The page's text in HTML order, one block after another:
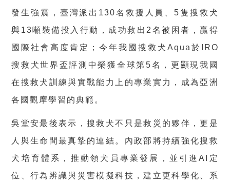
發生強震，臺灣派出130名救援人員、5隻搜救犬
與13噸裝備投入行動，成功救出2名被困者，贏得
國際社會高度肯定；今年我國搜救犬Aqua於IRO
搜救犬世界盃評測中榮獲全球第5名，更顯現我國
在搜救犬訓練與實戰能力上的專業實力，成為亞洲
各國觀摩學習的典範。
吳堂安最後表示，搜救犬不只是救災的夥伴，更是
人與生命間最真摯的連結。內政部將持續強化搜救
犬培育體系，推動領犬員專業發展，並引進AI定
位、行為辨識與災害模擬科技，建立更科學化、系